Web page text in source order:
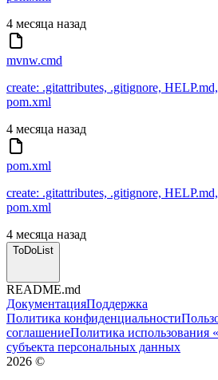
4 месяца назад
mvnw.cmd
create: .gitattributes, .gitignore,
pom.xml
4 месяца назад
pom.xml
create: .gitattributes, .gitignore,
pom.xml
4 месяца назад
ToDoList
README.md
ДокументацияПоддержка
Политика конфиденциальности
соглашениеПолитика использования
субъекта персональных данных
2026 ©